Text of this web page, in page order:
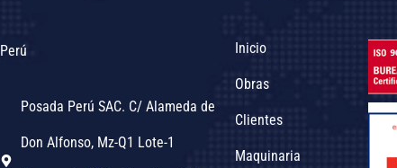
Perú
Posada Perú SAC. C/ Alameda de
Don Alfonso, Mz-Q1 Lote-1
Inicio
Obras
Clientes
Maquinaria